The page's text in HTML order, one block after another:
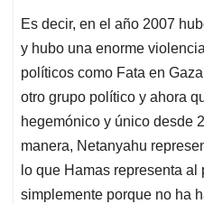
Es decir, en el año 2007
y hubo una enorme
políticos como Fata en
otro grupo político y ahora
hegemónico y único desde
manera, Netanyahu
lo que Hamas representa
simplemente porque no ha